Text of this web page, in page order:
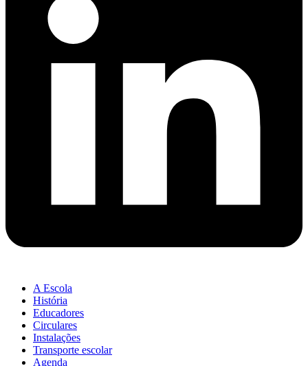
A Escola
História
Educadores
Circulares
Instalações
Transporte escolar
Agenda